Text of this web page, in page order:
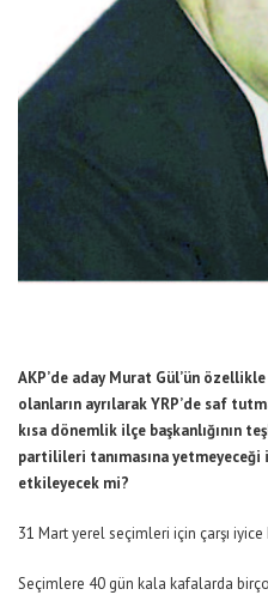
AKP’de aday Murat Gül’ün
olanların ayrılarak YRP’de saf
kısa dönemlik ilçe başkanlığının
partilileri tanımasına
etkileyecek mi?
31 Mart yerel seçimleri için çarşı iyice
Seçimlere 40 gün kala kafalarda